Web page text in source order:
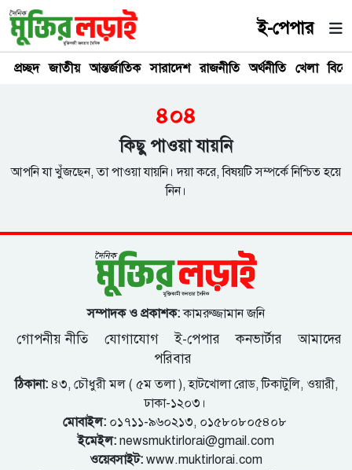
ই-পেপার
প্রচ্ছদ জাতীয় আন্তর্জাতিক সারাদেশ রাজনীতি অর্থনীতি খেলা
৪০৪
কিছু পাওয়া যায়নি
আপনি যা খুঁজছেন, তা পাওয়া যায়নি। দয়া করে, বিষয়টি সম্পর্কে নিশ্চিত হয়ে
নিন।
সম্পাদক ও প্রকাশক:কামরুজ্জামান জনি
গোপনীয় নীতি যোগাযোগ ই-পেপার কনভার্টার
আমাদের
পরিবার
ঠিকানা:৪৩, চৌধুরী মল ( ৫ম তলা ), হাটখোলা রোড, টিকাটুলি, ওয়ারী,
ঢাকা-১২০৩।
মোবাইল:০১৭১১-৯৬০২১৩, ০১৫৮০৮০৫৪০৮
ইমেইল: newsmuktirlorai@gmail.com
ওয়েবসাইট: www.muktirlorai.com